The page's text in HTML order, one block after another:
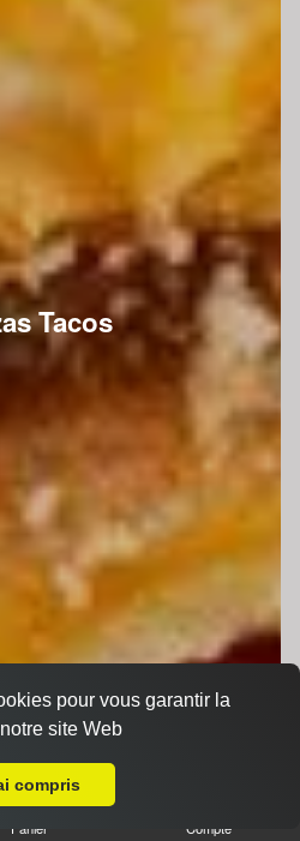
Tacos
Panier Compte
pour vous garantir la
site Web
compris